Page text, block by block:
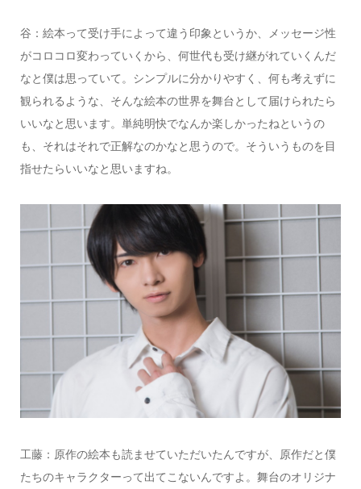
谷：絵本って受け手によって違う印象というか、メッセージ性
がコロコロ変わっていくから、何世代も受け継がれていくんだ
なと僕は思っていて。シンプルに分かりやすく、何も考えずに
観られるような、そんな絵本の世界を舞台として届けられたら
いいなと思います。単純明快でなんか楽しかったねというの
も、それはそれで正解なのかなと思うので。そういうものを目
指せたらいいなと思いますね。
工藤：原作の絵本も読ませていただいたんですが、原作だと僕
たちのキャラクターって出てこないんですよ。舞台のオリジナ